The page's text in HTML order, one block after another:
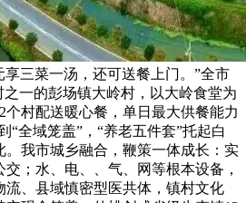
享三菜一汤，还可送餐上门。”全市
之一的彭场镇大岭村，以大岭食堂为
个村配送暖心餐，单日最大供餐能力
“全域笼盖”，“养老五件套”托起白
。我市城乡融合，鞭策一体成长：实
；水、电、、气、网等根本设备，
流、县域慎密型医共体，镇村文化